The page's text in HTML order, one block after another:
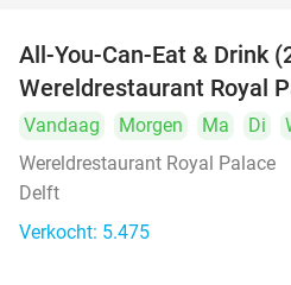
All-You-Can-Eat & Drink
Wereldrestaurant Royal
Vandaag Morgen Ma Di
Wereldrestaurant Royal Palace
Delft
Verkocht: 5.475